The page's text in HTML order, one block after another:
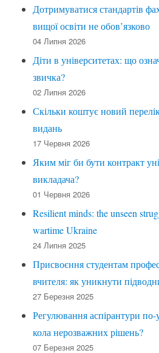
Дотримуватися стандартів
вищої освіти не обов’язково
04 Липня 2026
Діти в університетах: що
звичка?
02 Липня 2026
Скільки коштує новий
видань
17 Червня 2026
Яким міг би бути контракт
викладача?
01 Червня 2026
Resilient minds: the unseen
wartime Ukraine
24 Липня 2025
Присвоєння студентам
вчителя: як уникнути
27 Березня 2025
Регулювання аспірантури по-
кола нерозважних рішень?
07 Березня 2025